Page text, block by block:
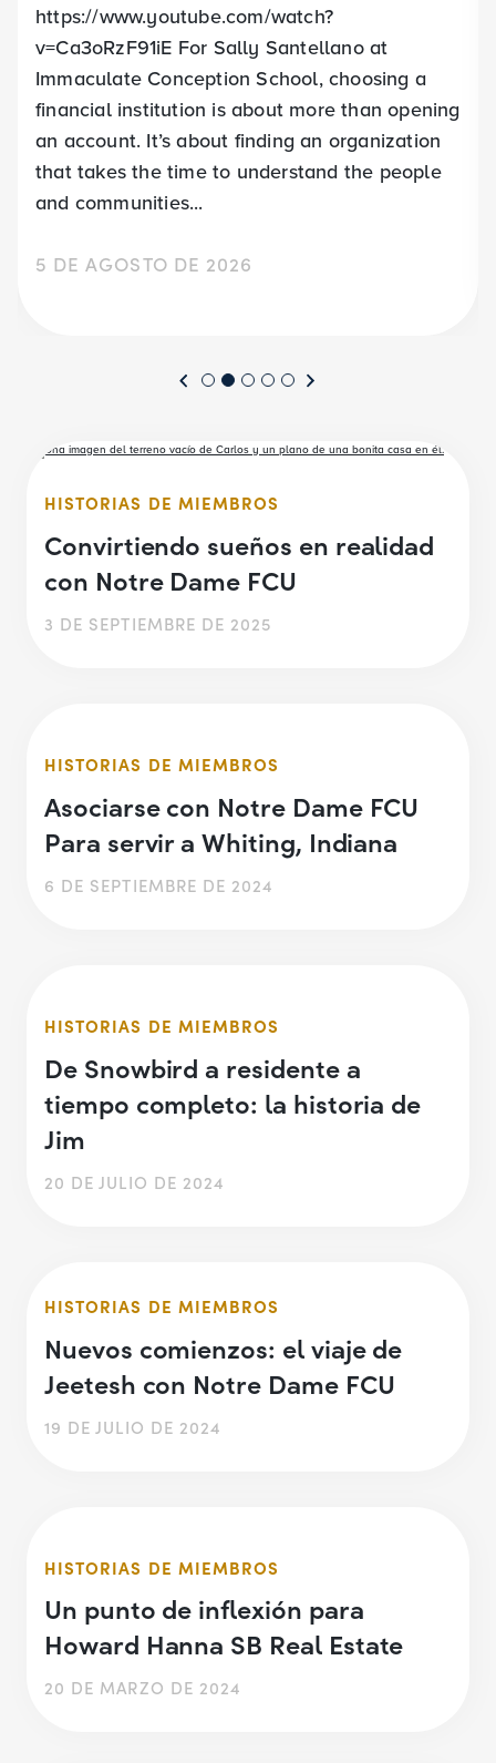
https://www.youtube.com/watch?
v=Ca3oRzF91iE For Sally Santellano at
Immaculate Conception School, choosing a
financial institution is about more than opening
an account. It’s about finding an organization
that takes the time to understand the people
and communities...
5 DE AGOSTO DE 2026
HISTORIAS DE MIEMBROS
Convirtiendo sueños en realidad
con Notre Dame FCU
3 DE SEPTIEMBRE DE 2025
HISTORIAS DE MIEMBROS
Asociarse con Notre Dame FCU
Para servir a Whiting, Indiana
6 DE SEPTIEMBRE DE 2024
HISTORIAS DE MIEMBROS
De Snowbird a residente a
tiempo completo: la historia de
Jim
20 DE JULIO DE 2024
HISTORIAS DE MIEMBROS
Nuevos comienzos: el viaje de
Jeetesh con Notre Dame FCU
19 DE JULIO DE 2024
HISTORIAS DE MIEMBROS
Un punto de inflexión para
Howard Hanna SB Real Estate
20 DE MARZO DE 2024